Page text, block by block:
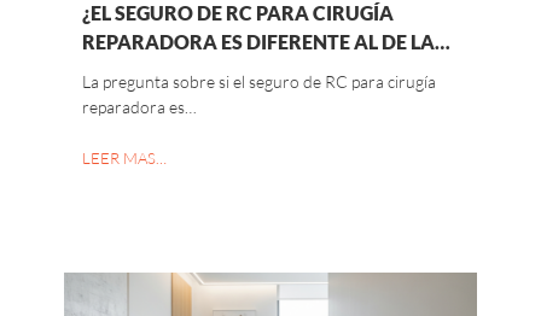
¿EL SEGURO DE RC PARA CIRUGÍA
REPARADORA ES DIFERENTE AL DE LA…
La pregunta sobre si el seguro de RC para cirugía
reparadora es…
LEER MAS…